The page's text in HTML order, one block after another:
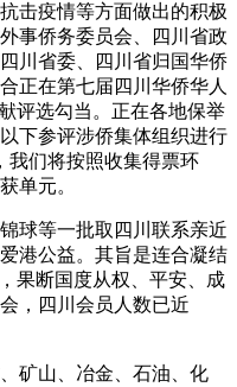
击疫情等方面做出的积极
事侨务委员会、四川省政
川省委、四川省归国华侨
正在第七届四川华侨华人
评选勾当。正在各地保举
下参评涉侨集体组织进行
我们将按照收集得票环
单元。
等一批取四川联系亲近
港公益。其旨是连合凝结
果断国度从权、平安、成
，四川会员人数已近
山、冶金、石油、化